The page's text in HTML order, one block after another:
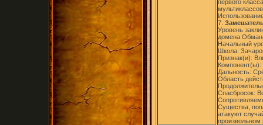
первого
7.
Уровень
домена
Начальный
Школа:
Признак(и):
Компонент(ы):
Дальность:
Область
Спасбросок:
Существа,
атакуют
произвольном